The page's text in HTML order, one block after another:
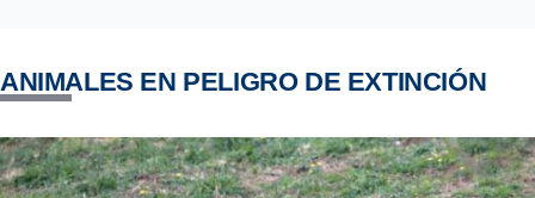
ANIMALES EN PELIGRO DE EXTINCIÓN